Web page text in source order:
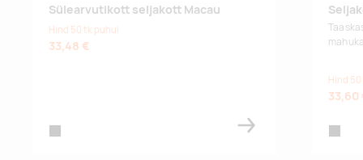
Sülearvutikott seljakott Macau
Hind 50 tk puhul
33,48 €
Hind
33,60